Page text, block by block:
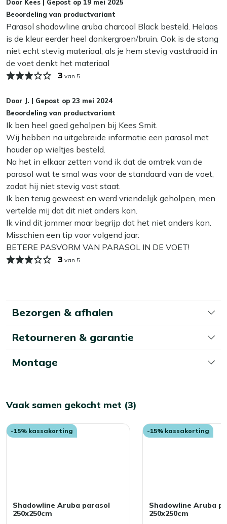
Bekijk meer Parasols
Bekijk meer Staande parasols
Tijdens de wintermaanden is het beter om je parasol
binnen op te bergen. Lukt dat niet? Zorg er dan voor dat
hij volledig droog is voordat je hem onder een hoes zet. Zo
voorkom je schimmel en vlekken.
Een extra tip: zet je parasol in het najaar nog een keer
open op een zonnige dag. Even laten luchten zorgt ervoor
jarenlang mee. Kleine moeite, groot plezier!
Door Kees Gepost op 19 mei 2025
Beoordeling van productvariant
Parasol shadowline aruba charcoal Black besteld. Helaas
is de kleur eerder heel donkergroen/bruin. Ook is de stang
niet echt stevig materiaal, als je hem stevig vastdraaid in
de voet denkt het materiaal
3 van 5
Door J. | Gepost op 23 mei 2024
Beoordeling van productvariant
Ik ben heel goed geholpen bij Kees Smit.
Wij hebben na uitgebreide informatie een parasol met
houder op wieltjes besteld.
Na het in elkaar zetten vond ik dat de omtrek van de
parasol wat te smal was voor de standaard van de voet,
zodat hij niet stevig vast staat.
Ik ben terug geweest en werd vriendelijk geholpen, men
vertelde mij dat dit niet anders kan.
Ik vind dit jammer maar begrijp dat het niet anders kan.
Misschien een tip voor volgend jaar:
BETERE PASVORM VAN PARASOL IN DE VOET!
3 van 5
Bezorgen & afhalen
Retourneren & garantie
Montage
Vaak samen gekocht met (3)
-15% kassakorting
Shadowline Aruba parasol
250x250cm
-15% kassakorting
Shadowline Aruba
250x250cm